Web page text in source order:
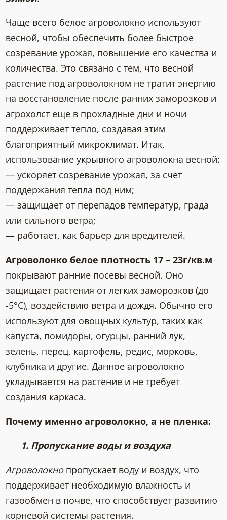
Чаще всего белое агроволокно используют
весной, чтобы обеспечить более быстрое
созревание урожая, повышение его качества и
количества. Это связано с тем, что весной
растение под агроволокном не тратит энергию
на восстановление после ранних заморозков и
агрохолст еще в прохладные дни и ночи
поддерживает тепло, создавая этим
благоприятный микроклимат. Итак,
использование укрывного агроволокна весной:
— ускоряет созревание урожая, за счет
поддержания тепла под ним;
— защищает от перепадов температур, града
или сильного ветра;
— работает, как барьер для вредителей.
Агроволонко белое плотность 17 – 23г/кв.м
покрывают ранние посевы весной. Оно
защищает растения от легких заморозков (до
-5°C), воздействию ветра и дождя. Обычно его
используют для овощных культур, таких как
капуста, помидоры, огурцы, ранний лук,
зелень, перец, картофель, редис, морковь,
клубника и другие. Данное агроволокно
укладывается на растение и не требует
создания каркаса.
Почему именно агроволокно, а не пленка:
1. Пропускание воды и воздуха
Агроволокнопропускает воду и воздух, что
поддерживает необходимую влажность и
газообмен в почве, что способствует развитию
корневой системы растения.